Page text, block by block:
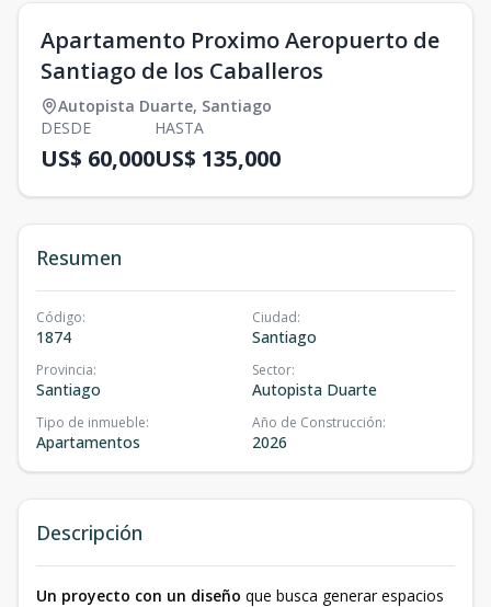
Apartamento Proximo Aeropuerto de
Santiago de los Caballeros
Autopista Duarte, Santiago
DESDE
US$ 60,000
HASTA
US$ 135,000
Resumen
Código:
1874
Ciudad:
Santiago
Provincia:
Santiago
Sector:
Autopista Duarte
Tipo de inmueble:
Apartamentos
Año de Construcción:
2026
Descripción
Un proyecto con un diseño que busca generar espacios